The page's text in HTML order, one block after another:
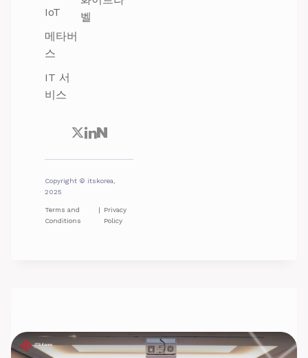
IoT
메타버
스
IT 서
비스
벨
Copyright © itskorea,
2025
Terms and
Conditions
|
Privacy
Policy